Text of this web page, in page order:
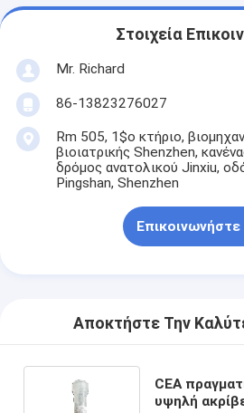
Στοιχεία
Mr. Richard
86-13823276027
Rm 505, 1$ο κτήριο,
βιοιατρικής Shenzhen,
δρόμος ανατολικού Jinxiu,
Pingshan, Shenzhen
Επικοινωνήστε
Αποκτήστε Την
CEA
υψηλή